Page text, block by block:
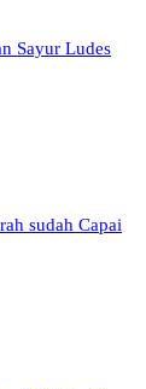
Sayur Ludes
sudah Capai